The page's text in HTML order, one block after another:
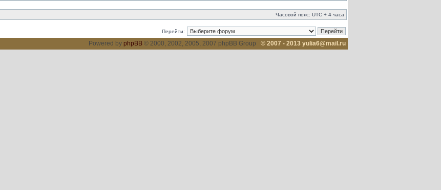
Часовой пояс: UTC + 4 часа
Перейти:
Powered by phpBB © 2000, 2002, 2005, 2007 phpBB Group © 2007 - 2013 yulia6@mail.ru